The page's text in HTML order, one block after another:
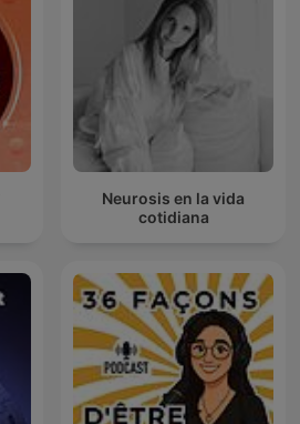
Neurosis en la vida
cotidiana